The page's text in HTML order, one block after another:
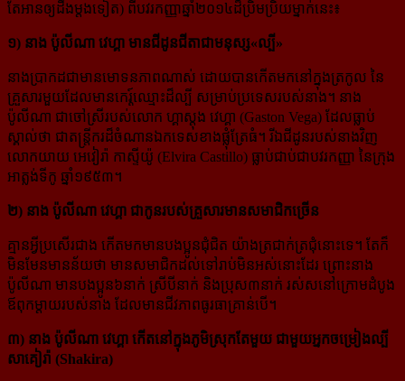
តែ​អាន​ឲ្យ​ដឹង​ម្ដង​ទៀត) ពី​បវរ​កញ្ញា​ឆ្នាំ​២០១៤​ដ៏​ប្រិម​ប្រិយ​ម្នាក់​នេះ៖
១) នាង ប៉ូលីណា វេហ្គា មាន​ជីដូន​ជីតា​ជា​មនុស្ស​«ល្បី»
នាងប្រាកដជាមានមោទនភាពណាស់ ដោយបានកើតមកនៅក្នុងត្រកូល នៃ
គ្រួសារមួយដែលមាន​កេរ្ត៍ឈ្មោះ​ដ៏ល្បី សម្រាប់ប្រទេសរបស់នាង។ នាង
ប៉ូលីណា ជាចៅស្រីរបស់លោក ហ្គាស្ដុង វេហ្គា (Gaston Vega) ដែល​ធ្លាប់
ស្គាល់ថា ជាតន្ត្រីករដ៏ចំណានឯកទេសខាងផ្លុំត្រែធំ។ រីឯជីដូនរបស់នាងវិញ
លោកយាយ អេវៀរ៉ា កាស្ទីយ៉ូ (Elvira Castillo) ធ្លាប់ជាប់ជាបវរកញ្ញា នៃក្រុង
អាត្លង់ទីកូ ឆ្នាំ១៩៥៣។
២) នាង ប៉ូលីណា វេហ្គា ជាកូនរបស់គ្រួសារមានសមាជិកច្រើន
គ្មានអ្វីប្រសើរជាង កើតមកមានបងប្អូនជុំជិត យ៉ាងត្រជាក់ត្រជុំនោះទេ។ តែក៏
មិនមែនមានន័យថា មាន​សមាជិក​ដល់ទៅរាប់មិនអស់នោះដែរ ព្រោះនាង
ប៉ូលីណា មានបងប្អូន៦នាក់ ស្រីបីនាក់ និងប្រុស៣នាក់ រស់សនៅក្រោមដំបូង
ឪពុកម្ដាយរបស់នាង ដែលមានជីវភាពធូរធាគ្រាន់បើ។
៣) នាង ប៉ូលីណា វេហ្គា កើតនៅក្នុងភូមិស្រុកតែមួយ ជាមួយអ្នកចម្រៀងល្បី
សាគៀរ៉ា (Shakira)